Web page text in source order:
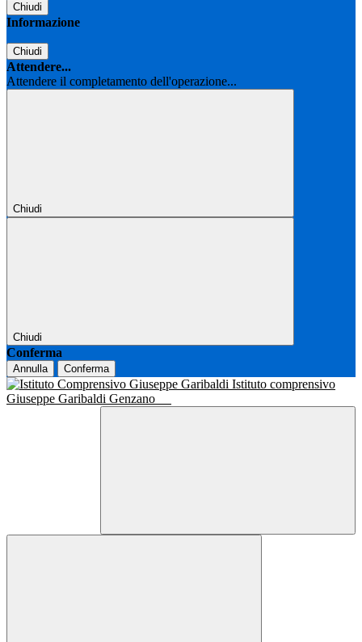
Chiudi
Informazione
Chiudi
Attendere...
Attendere il completamento dell'operazione...
Chiudi
Chiudi
Conferma
Annulla Conferma
Istituto comprensivo
Giuseppe Garibaldi Genzano